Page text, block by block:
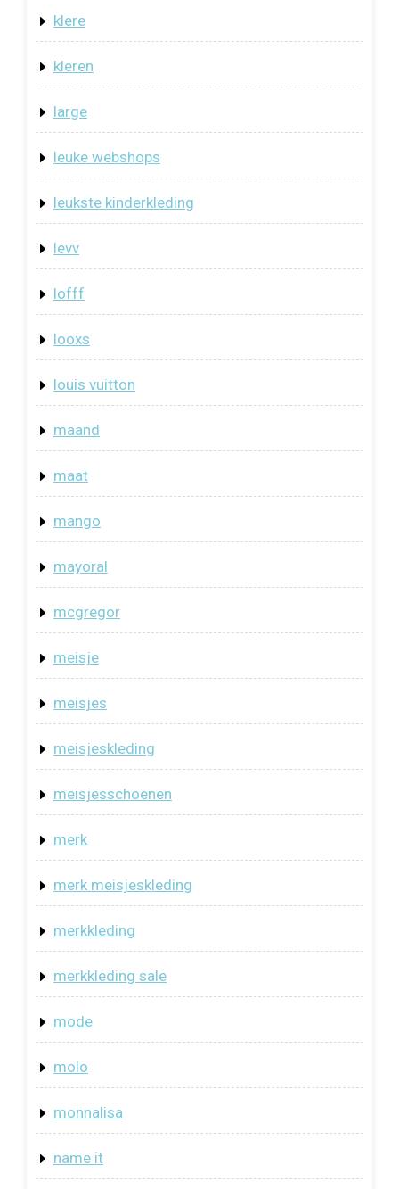
klere
kleren
large
leuke webshops
leukste kinderkleding
levv
lofff
looxs
louis vuitton
maand
maat
mango
mayoral
mcgregor
meisje
meisjes
meisjeskleding
meisjesschoenen
merk
merk meisjeskleding
merkkleding
merkkleding sale
mode
molo
monnalisa
name it